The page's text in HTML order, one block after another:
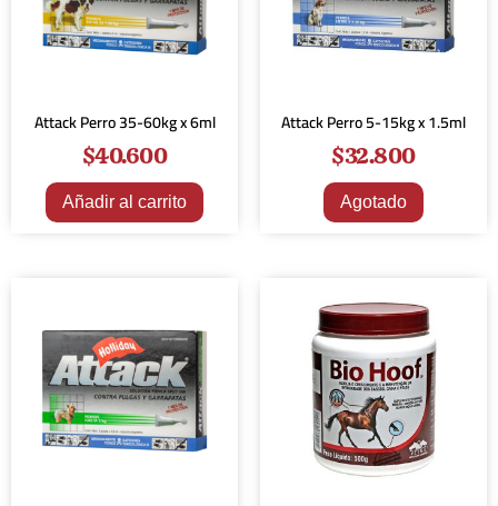
Attack Perro 35-60kg x 6ml
$40.600
Añadir al carrito
Attack Perro 5-15kg x 1.5ml
$32.800
Agotado